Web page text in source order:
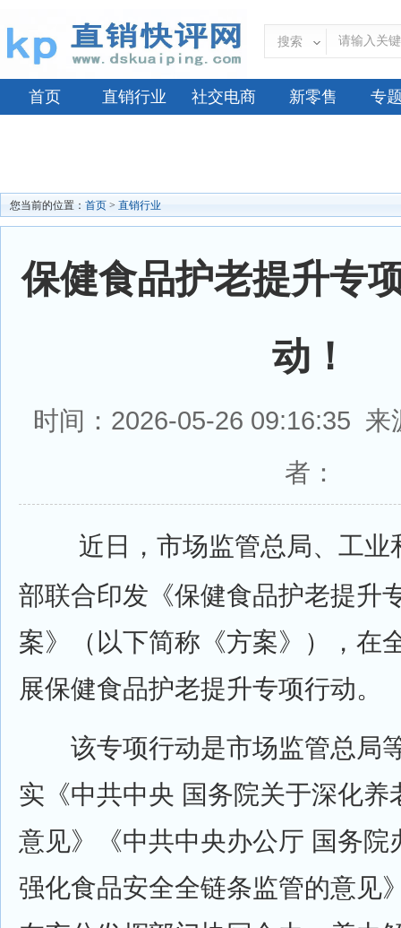
搜索
首页 直销行业 社交电商 新零售 专
您当前的位置： 首页 > 直销行业
保健食品护老提升专
动！
时间：2026-05-26 09:16:35
者：
近日，市场监管总局、工业
部联合印发《保健食品护老提升
案》（以下简称《方案》），在
展保健食品护老提升专项行动。
该专项行动是市场监管总局
实《中共中央 国务院关于深化养
意见》《中共中央办公厅 国务院
强化食品安全全链条监管的意见